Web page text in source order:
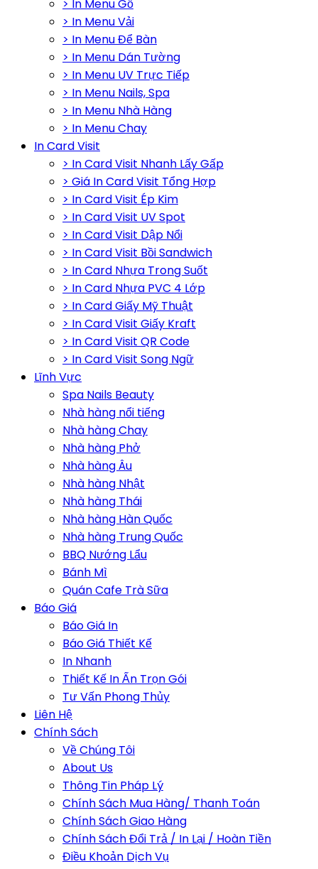
> In Menu Gỗ
> In Menu Vải
> In Menu Để Bàn
> In Menu Dán Tường
> In Menu UV Trực Tiếp
> In Menu Nails, Spa
> In Menu Nhà Hàng
> In Menu Chay
In Card Visit
> In Card Visit Nhanh Lấy Gấp
> Giá In Card Visit Tổng Hợp
> In Card Visit Ép Kim
> In Card Visit UV Spot
> In Card Visit Dập Nổi
> In Card Visit Bồi Sandwich
> In Card Nhựa Trong Suốt
> In Card Nhựa PVC 4 Lớp
> In Card Giấy Mỹ Thuật
> In Card Visit Giấy Kraft
> In Card Visit QR Code
> In Card Visit Song Ngữ
Lĩnh Vực
Spa Nails Beauty
Nhà hàng nổi tiếng
Nhà hàng Chay
Nhà hàng Phở
Nhà hàng Âu
Nhà hàng Nhật
Nhà hàng Thái
Nhà hàng Hàn Quốc
Nhà hàng Trung Quốc
BBQ Nướng Lẩu
Bánh Mì
Quán Cafe Trà Sữa
Báo Giá
Báo Giá In
Báo Giá Thiết Kế
In Nhanh
Thiết Kế In Ấn Trọn Gói
Tư Vấn Phong Thủy
Liên Hệ
Chính Sách
Về Chúng Tôi
About Us
Thông Tin Pháp Lý
Chính Sách Mua Hàng/ Thanh Toán
Chính Sách Giao Hàng
Chính Sách Đổi Trả / In Lại / Hoàn Tiền
Điều Khoản Dịch Vụ